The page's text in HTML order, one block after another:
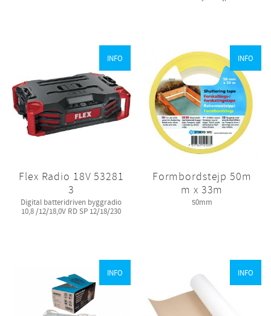
Flex Radio 18V 53281
3
Digital batteridriven byggradio
10,8 /12/18,0V RD SP 12/18/230
INFO
Formbordstejp 50m
m x 33m
50mm
INFO
INFO INFO